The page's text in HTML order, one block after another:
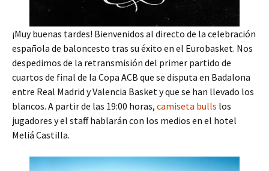
¡Muy buenas tardes! Bienvenidos al directo de la celebración
española de baloncesto tras su éxito en el Eurobasket. Nos
despedimos de la retransmisión del primer partido de
cuartos de final de la Copa ACB que se disputa en Badalona
entre Real Madrid y Valencia Basket y que se han llevado los
blancos. A partir de las 19:00 horas, camiseta bulls los
jugadores y el staff hablarán con los medios en el hotel
Meliá Castilla.